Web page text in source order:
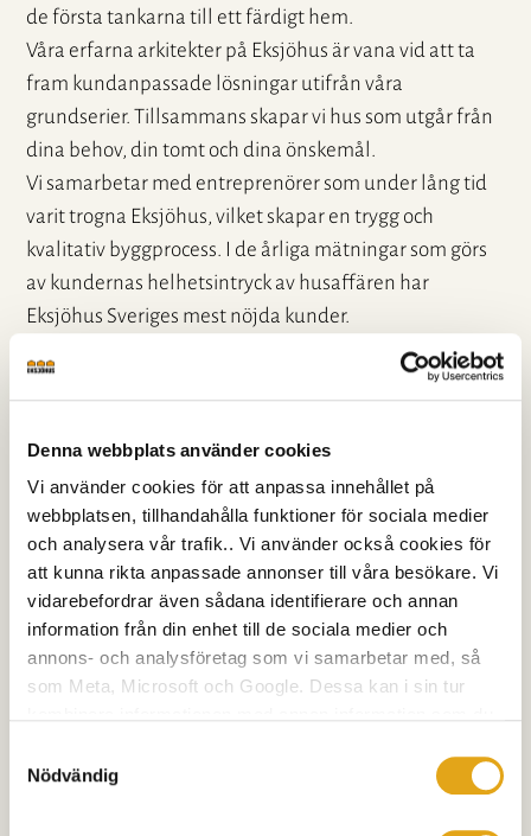
Denna webbplats använder cookies
Vi använder cookies för att anpassa innehållet på
webbplatsen, tillhandahålla funktioner för sociala medier
och analysera vår trafik.. Vi använder också cookies för
att kunna rikta anpassade annonser till våra besökare. Vi
vidarebefordrar även sådana identifierare och annan
information från din enhet till de sociala medier och
annons- och analysföretag som vi samarbetar med, så
som Meta, Microsoft och Google. Dessa kan i sin tur
använt deras tjänster.
Nödvändig
de första tankarna till ett färdigt hem.
Våra erfarna arkitekter på Eksjöhus är vana vid att ta
fram kundanpassade lösningar utifrån våra
grundserier. Tillsammans skapar vi hus som utgår från
dina behov, din tomt och dina önskemål.
Vi samarbetar med entreprenörer som under lång tid
varit trogna Eksjöhus, vilket skapar en trygg och
kvalitativ byggprocess. I de årliga mätningar som görs
av kundernas helhetsintryck av husaffären har
Eksjöhus Sveriges mest nöjda kunder.
En genomgång av vad det innebär att bygga ett
Eksjöhus är alltid kostnadsfri och ofta mycket värdefull.
omfattar även:
Budget för ditt husprojekt
Vad som ingår i husköpet
Tomt och gällande regler, till exempel vilken typ av hus
som får byggas
Möjligheter till eget arbete i byggprocessen
Varmt välkommen att ta kontakt för ett